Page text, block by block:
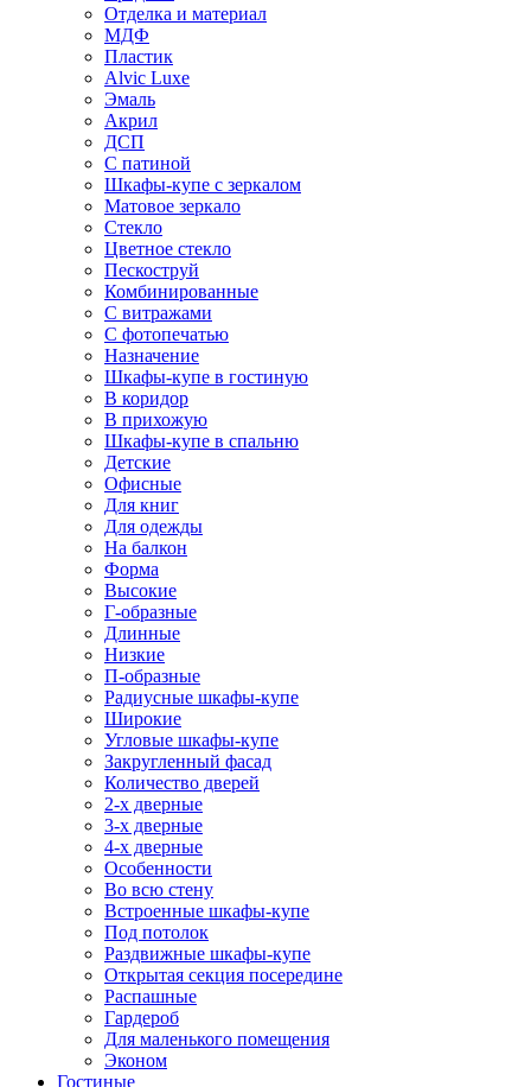
Отделка и материал
МДФ
Пластик
Alvic Luxe
Эмаль
Акрил
ДСП
С патиной
Шкафы-купе с зеркалом
Матовое зеркало
Стекло
Цветное стекло
Пескоструй
Комбинированные
С витражами
С фотопечатью
Назначение
Шкафы-купе в гостиную
В коридор
В прихожую
Шкафы-купе в спальню
Детские
Офисные
Для книг
Для одежды
На балкон
Форма
Высокие
Г-образные
Длинные
Низкие
П-образные
Радиусные шкафы-купе
Широкие
Угловые шкафы-купе
Закругленный фасад
Количество дверей
2-х дверные
3-х дверные
4-х дверные
Особенности
Во всю стену
Встроенные шкафы-купе
Под потолок
Раздвижные шкафы-купе
Открытая секция посередине
Распашные
Гардероб
Для маленького помещения
Эконом
Гостиные